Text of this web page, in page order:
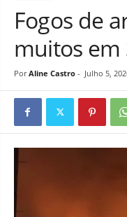
Fogos de
muitos em
Por Aline Castro- Julho 5,